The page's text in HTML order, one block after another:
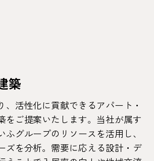
築
、活性化に貢献できるアパート・
をご提案いたします。当社が属す
ふグループのリソースを活用し、
ズを分析。需要に応える設計・デ